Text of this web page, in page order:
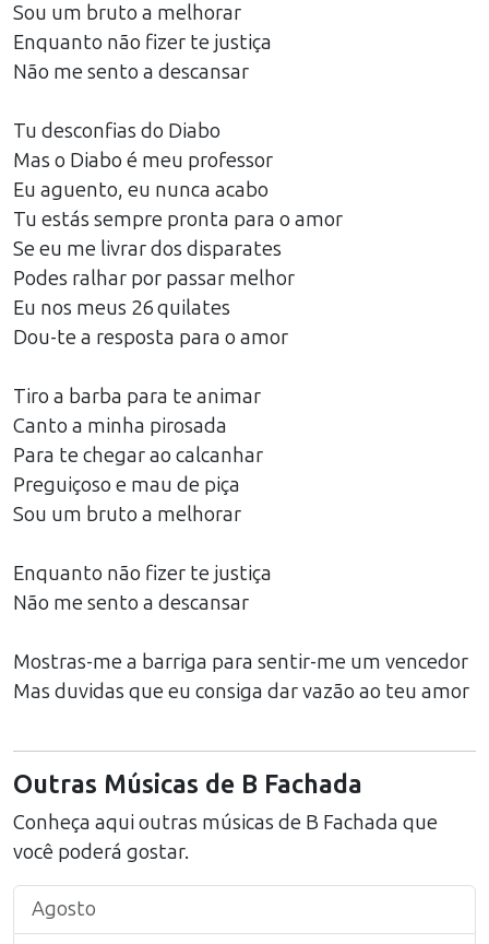
Sou um bruto a melhorar
Enquanto não fizer te justiça
Não me sento a descansar
Tu desconfias do Diabo
Mas o Diabo é meu professor
Eu aguento, eu nunca acabo
Tu estás sempre pronta para o amor
Se eu me livrar dos disparates
Podes ralhar por passar melhor
Eu nos meus 26 quilates
Dou-te a resposta para o amor
Tiro a barba para te animar
Canto a minha pirosada
Para te chegar ao calcanhar
Preguiçoso e mau de piça
Sou um bruto a melhorar
Enquanto não fizer te justiça
Não me sento a descansar
Mostras-me a barriga para sentir-me um vencedor
Mas duvidas que eu consiga dar vazão ao teu amor
Outras Músicas de B Fachada
Conheça aqui outras músicas de B Fachada que
você poderá gostar.
Agosto